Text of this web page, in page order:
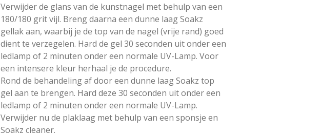
Verwijder de glans van de kunstnagel met behulp van een
180/180 grit vijl. Breng daarna een dunne laag Soakz
gellak aan, waarbij je de top van de nagel (vrije rand) goed
dient te verzegelen. Hard de gel 30 seconden uit onder een
ledlamp of 2 minuten onder een normale UV-Lamp. Voor
een intensere kleur herhaal je de procedure.
Rond de behandeling af door een dunne laag Soakz top
gel aan te brengen. Hard deze 30 seconden uit onder een
ledlamp of 2 minuten onder een normale UV-Lamp.
Verwijder nu de plaklaag met behulp van een sponsje en
Soakz cleaner.